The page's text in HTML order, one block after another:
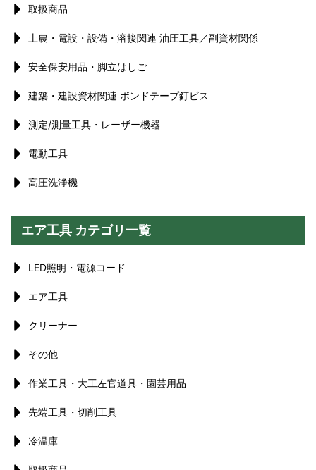
取扱商品
土農・電設・設備・溶接関連 油圧工具／副資材関係
安全保安用品・脚立はしご
建築・建設資材関連 ボンドテープ釘ビス
測定/測量工具・レーザー機器
電動工具
高圧洗浄機
エア工具 カテゴリ一覧
LED照明・電源コード
エア工具
クリーナー
その他
作業工具・大工左官道具・園芸用品
先端工具・切削工具
冷温庫